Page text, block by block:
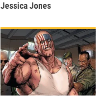
Jessica Jones